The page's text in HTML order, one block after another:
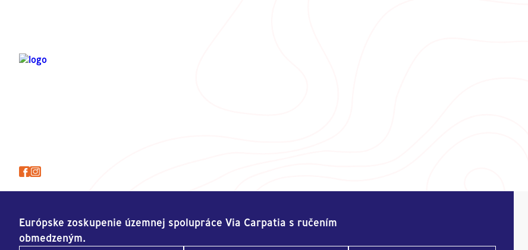
Európske zoskupenie územnej spolupráce Via Carpatia s ručením
obmedzeným.